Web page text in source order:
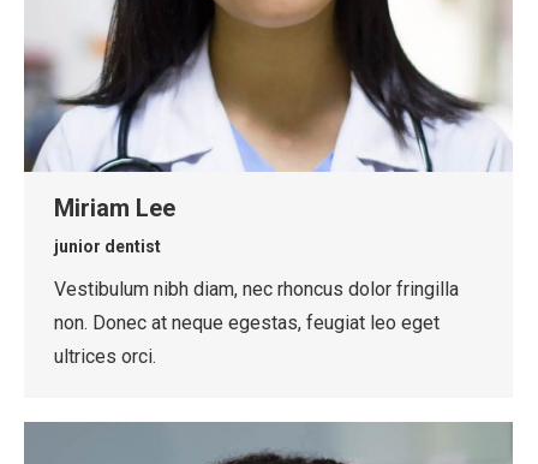
Miriam Lee
junior dentist
Vestibulum nibh diam, nec rhoncus dolor fringilla
non. Donec at neque egestas, feugiat leo eget
ultrices orci.